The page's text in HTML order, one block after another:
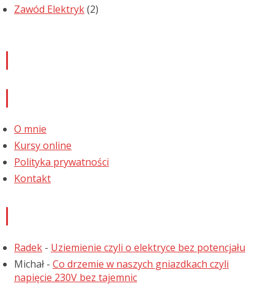
Zawód Elektryk(2)
O mnie
Kursy online
Polityka prywatności
Kontakt
Radek - Uziemienie czyli o elektryce bez potencjału
Michał - Co drzemie w naszych gniazdkach czyli
napięcie 230V bez tajemnic